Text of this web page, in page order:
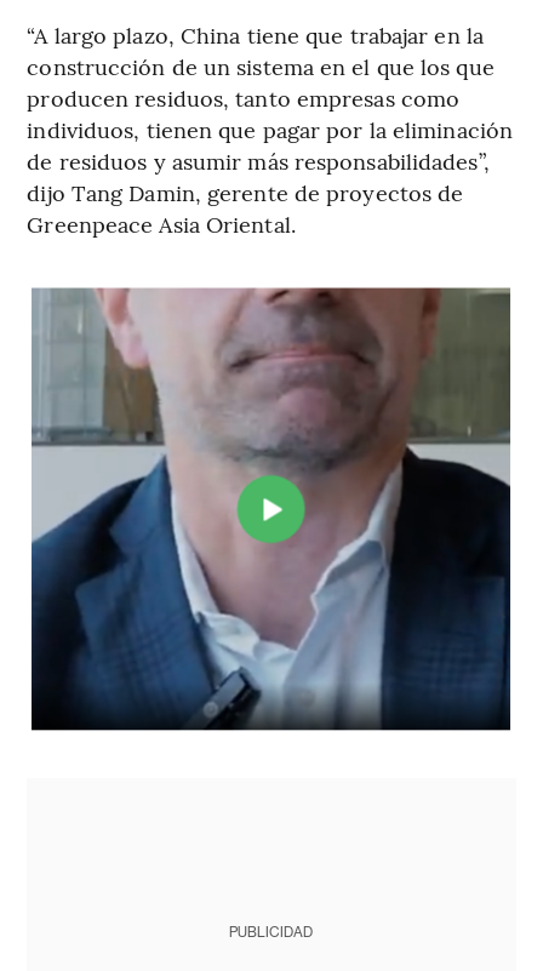
“A largo plazo, China tiene que trabajar en la
construcción de un sistema en el que los que
producen residuos, tanto empresas como
individuos, tienen que pagar por la eliminación
de residuos y asumir más responsabilidades”,
dijo Tang Damin, gerente de proyectos de
Greenpeace Asia Oriental.
PUBLICIDAD